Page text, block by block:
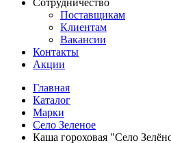
Сотрудничество
Поставщикам
Клиентам
Вакансии
Контакты
Акции
Главная
Каталог
Марки
Село Зеленое
Каша гороховая "Село